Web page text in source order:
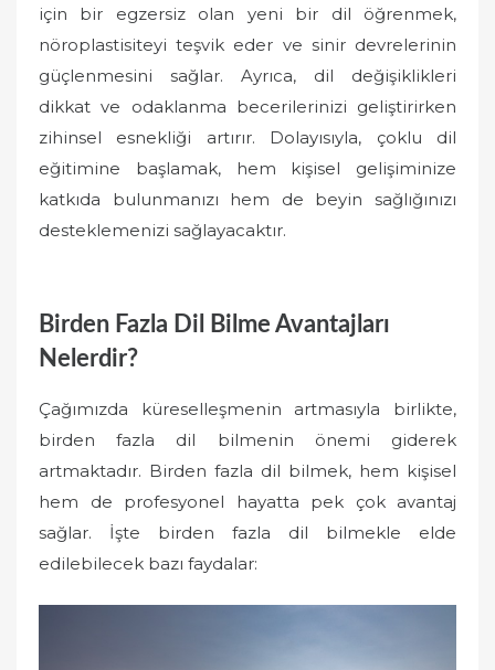
için bir egzersiz olan yeni bir dil öğrenmek,
nöroplastisiteyi teşvik eder ve sinir devrelerinin
güçlenmesini sağlar. Ayrıca, dil değişiklikleri
dikkat ve odaklanma becerilerinizi geliştirirken
zihinsel esnekliği artırır. Dolayısıyla, çoklu dil
eğitimine başlamak, hem kişisel gelişiminize
katkıda bulunmanızı hem de beyin sağlığınızı
desteklemenizi sağlayacaktır.
Birden Fazla Dil Bilme Avantajları
Nelerdir?
Çağımızda küreselleşmenin artmasıyla birlikte,
birden fazla dil bilmenin önemi giderek
artmaktadır. Birden fazla dil bilmek, hem kişisel
hem de profesyonel hayatta pek çok avantaj
sağlar. İşte birden fazla dil bilmekle elde
edilebilecek bazı faydalar: